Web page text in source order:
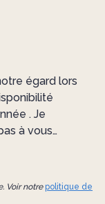
égard lors
. Je
méritées )
Voir notrepolitique de